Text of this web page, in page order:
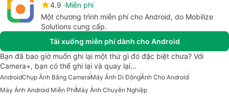
4.9 Miễn phí
Một chương trình miễn phí cho Android, do Mobilize
Solutions cung cấp.
Tải xuống miễn phí dành cho Android
Bạn đã bao giờ muốn ghi lại một thứ gì đó đặc biệt chưa? Với
Camera+, bạn có thể ghi lại và quay lại…
AndroidChụp Ảnh Bằng CameraMáy Ảnh Di ĐộngẢnh Cho Android
Máy Ảnh Android Miễn PhíMáy Ảnh Chuyên Nghiệp